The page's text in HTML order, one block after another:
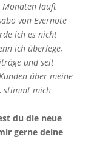
Monaten läuft
von Evernote
ich es nicht
ich überlege,
und seit
über meine
stimmt mich
du die neue
gerne deine